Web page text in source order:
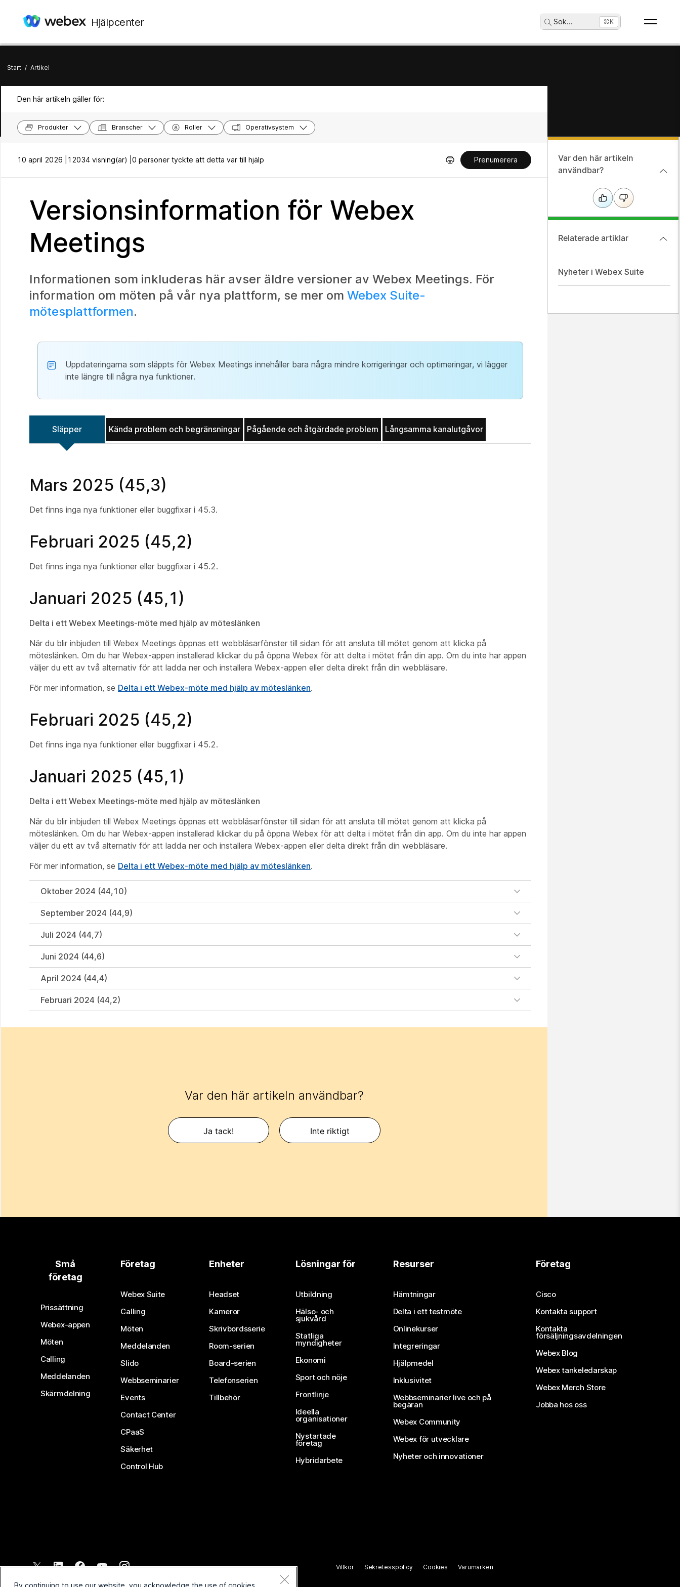
Hjälpcenter Sök... ⌘K
Start / Artikel
Den här artikeln gäller för:
Produkter Branscher Roller Operativsystem
10 april 2026 | 12034 visning(ar) | 0 personer tyckte att detta var till hjälp Prenumerera
Versionsinformation för Webex
Meetings
Informationen som inkluderas här avser äldre versioner av Webex Meetings. För
information om möten på vår nya plattform, se mer om Webex Suite-
mötesplattformen.
Uppdateringarna som släppts för Webex Meetings innehåller bara några mindre korrigeringar och optimeringar, vi lägger
inte längre till några nya funktioner.
Släpper Kända problem och begränsningar Pågående och åtgärdade problem Långsamma kanalutgåvor
Mars 2025 (45,3)
Det finns inga nya funktioner eller buggfixar i 45.3.
Februari 2025 (45,2)
Det finns inga nya funktioner eller buggfixar i 45.2.
Januari 2025 (45,1)
Delta i ett Webex Meetings-möte med hjälp av möteslänken
När du blir inbjuden till Webex Meetings öppnas ett webbläsarfönster till sidan för att ansluta till mötet genom att klicka på
möteslänken. Om du har Webex-appen installerad klickar du på öppna Webex för att delta i mötet från din app. Om du inte har appen
väljer du ett av två alternativ för att ladda ner och installera Webex-appen eller delta direkt från din webbläsare.
För mer information, se Delta i ett Webex-möte med hjälp av möteslänken.
Februari 2025 (45,2)
Det finns inga nya funktioner eller buggfixar i 45.2.
Januari 2025 (45,1)
Delta i ett Webex Meetings-möte med hjälp av möteslänken
När du blir inbjuden till Webex Meetings öppnas ett webbläsarfönster till sidan för att ansluta till mötet genom att klicka på
möteslänken. Om du har Webex-appen installerad klickar du på öppna Webex för att delta i mötet från din app. Om du inte har appen
väljer du ett av två alternativ för att ladda ner och installera Webex-appen eller delta direkt från din webbläsare.
För mer information, se Delta i ett Webex-möte med hjälp av möteslänken.
Oktober 2024 (44,10)
September 2024 (44,9)
Juli 2024 (44,7)
Juni 2024 (44,6)
April 2024 (44,4)
Februari 2024 (44,2)
Var den här artikeln användbar?
Ja tack! Inte riktigt
Var den här artikeln
användbar?
Relaterade artiklar
Nyheter i Webex Suite
Små
företag
Prissättning
Webex-appen
Möten
Calling
Meddelanden
Skärmdelning
Företag
Webex Suite
Calling
Möten
Meddelanden
Slido
Webbseminarier
Events
Contact Center
CPaaS
Säkerhet
Control Hub
Enheter
Headset
Kameror
Skrivbordsserie
Room-serien
Board-serien
Telefonserien
Tillbehör
Lösningar för
Utbildning
Hälso- och
sjukvård
Statliga
myndigheter
Ekonomi
Sport och nöje
Frontlinje
Ideella
organisationer
Nystartade
företag
Hybridarbete
Resurser
Hämtningar
Delta i ett testmöte
Onlinekurser
Integreringar
Hjälpmedel
Inklusivitet
Webbseminarier live och på
begäran
Webex Community
Webex för utvecklare
Nyheter och innovationer
Företag
Cisco
Kontakta support
Kontakta
försäljningsavdelningen
Webex Blog
Webex tankeledarskap
Webex Merch Store
Jobba hos oss
2026 Cisco och/eller dess dotterbolag. Med ensamrätt.
Villkor Sekretesspolicy Cookies Varumärken
By continuing to use our website, you acknowledge the use of cookies.